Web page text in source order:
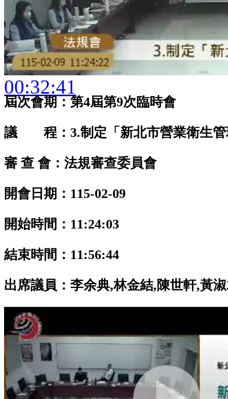
00:32:41
屆次會期：第4屆第9次臨時會
議 程：3.制定「新北市營業衛生管
審 查 會：法規審查委員會
開會日期：115-02-09
開始時間：11:24:03
結束時間：11:56:44
出席議員： 李余典,林金結,陳世軒,黃